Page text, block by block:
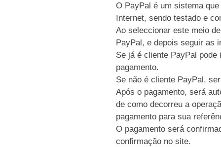
O PayPal é um sistema
Internet, sendo testado e
Ao seleccionar este meio
PayPal, e depois seguir as
Se já é cliente PayPal
pagamento.
Se não é cliente PayPal,
Após o pagamento, será
de como decorreu a
pagamento para sua
O pagamento será
confirmação no site.